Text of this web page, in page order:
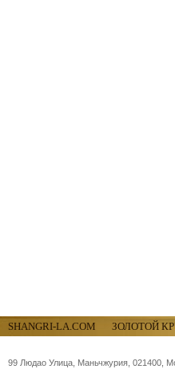
SHANGRI-LA.COM ЗОЛОТОЙ
99 Людао Улица, Маньчжурия, 021400,